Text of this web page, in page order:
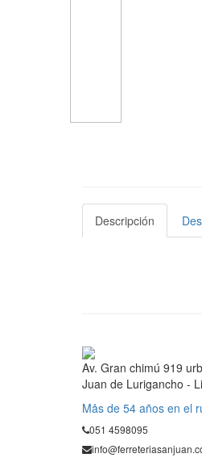
Descripción
Av. Gran chimú 919
Juan de Lurigancho -
Mås de 54 años en el
051 4598095